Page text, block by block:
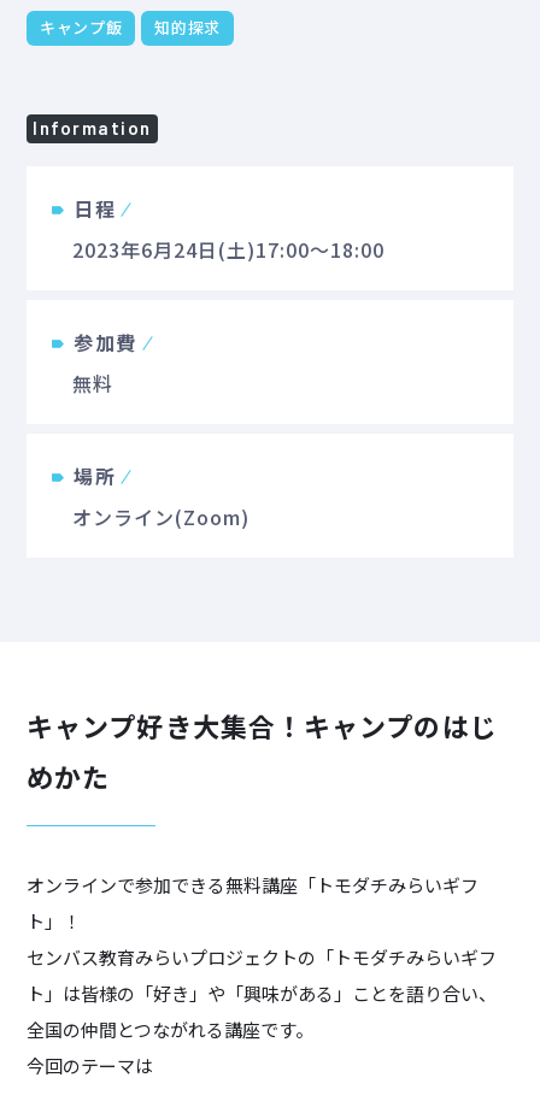
キャンプ飯 知的探求
Information
日程
2023年6月24日(土)17:00～18:00
参加費
無料
場所
オンライン(Zoom)
キャンプ好き大集合！キャンプのはじ
めかた
オンラインで参加できる無料講座「トモダチみらいギフ
ト」！
センバス教育みらいプロジェクトの「トモダチみらいギフ
ト」は皆様の「好き」や「興味がある」ことを語り合い、
全国の仲間とつながれる講座です。
今回のテーマは